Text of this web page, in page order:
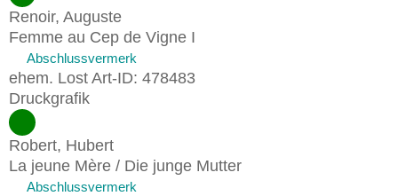
Renoir, Auguste
Femme au Cep de Vigne I
Abschlussvermerk
ehem. Lost Art-ID: 478483
Druckgrafik
Robert, Hubert
La jeune Mère / Die junge Mutter
Abschlussvermerk